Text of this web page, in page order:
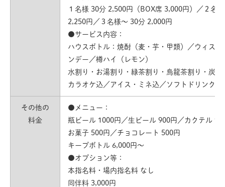
１名様 30分 2,500円（BOX席 3,000円）／２名
2,250円／３名様〜 30分 2,000円
●サービス内容：
ハウスボトル：焼酎（麦・芋・甲類）／ウィスキ
ンデー／樽ハイ（レモン）
水割り・お湯割り・緑茶割り・烏龍茶割り・炭酸
カラオケ込／アイス・ミネ込／ソフトドリンク込
その他の
料金
●メニュー：
瓶ビール 1000円／生ビール 900円／カクテル
お菓子 500円／チョコレート 500円
キープボトル 6,000円〜
●オプション等：
本指名料・場内指名料 なし
同伴料 3,000円